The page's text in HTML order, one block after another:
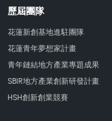
歷屆團隊
花蓮新創基地進駐團隊
花蓮青年夢想家計畫
青年鏈結地方產業專題成果
SBIR地方產業創新研發計畫
HSH創新創業競賽